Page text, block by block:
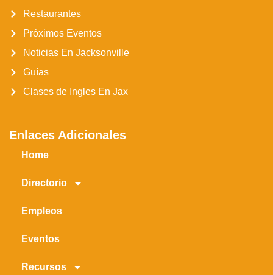
Restaurantes
Próximos Eventos
Noticias En Jacksonville
Guías
Clases de Ingles En Jax
Enlaces Adicionales
Home
Directorio
Empleos
Eventos
Recursos